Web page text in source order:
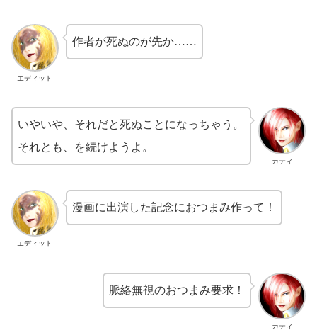
エディット
作者が死ぬのが先か……
カティ
いやいや、それだと死ぬことになっちゃう。
それとも、を続けようよ。
エディット
漫画に出演した記念におつまみ作って！
カティ
脈絡無視のおつまみ要求！